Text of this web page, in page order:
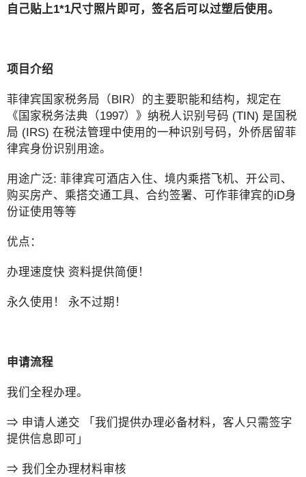
自己贴上1*1尺寸照片即可，签名后可以过塑后使用。
项目介绍
菲律宾国家税务局（BIR）的主要职能和结构，规定在
《国家税务法典（1997）》纳税人识别号码 (TIN) 是国税
局 (IRS) 在税法管理中使用的一种识别号码，外侨居留菲
律宾身份识别用途。
用途广泛: 菲律宾可酒店入住、境内乘搭飞机、开公司、
购买房产、乘搭交通工具、合约签署、可作菲律宾的iD身
份证使用等等
优点：
办理速度快 资料提供简便！
永久使用！ 永不过期！
申请流程
我们全程办理。
⇒ 申请人递交 「我们提供办理必备材料，客人只需签字
提供信息即可」
⇒ 我们全办理材料审核